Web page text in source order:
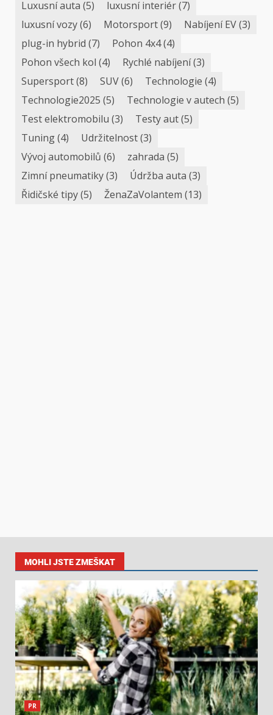
Luxusní auta (5) luxusní interiér(7)
luxusní vozy(6) Motorsport(9) Nabíjení EV(3)
plug-in hybrid (7) Pohon 4x4(4)
Pohon všech kol (4) Rychlé nabíjení(3)
Supersport(8) SUV(6) Technologie (4)
Technologie2025 (5) Technologie v autech (5)
Test elektromobilu (3) Testy aut(5)
Tuning(4) Udržitelnost(3)
Vývoj automobilů (6) zahrada (5)
Zimní pneumatiky(3) Údržba auta (3)
Řidičské tipy(5) ŽenaZaVolantem (13)
MOHLI JSTE ZMEŠKAT
PR